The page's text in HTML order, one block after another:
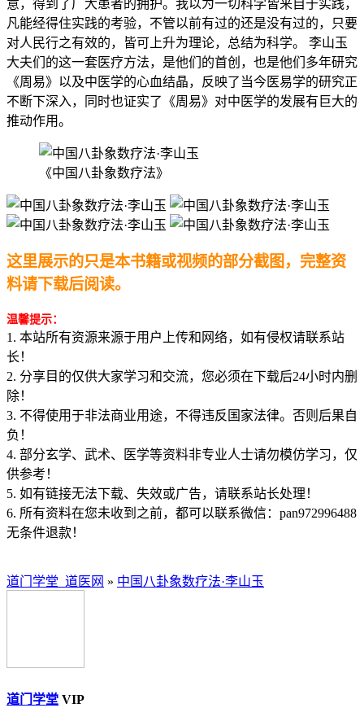
意，得到了广大患者的拥护。我以为一切科学皆来自于实践，
凡能经得住实践的考验，不管以前有过的还是没有过的，只要
对人民行之有效的，皆可上升为理论，总结为科学。 李山玉
大夫们的这一套医疗方法，是他们的首创，也是他们多年研究
《周易》以及中医学的心血结晶，反映了当今医易学的研究正
不断下深入，同时也证实了《周易》对中医学的发展有巨大的
推动作用。
《中国八卦象数疗法》
这里展示的只是本书籍或视频的部分截图，完整资
料请下载后阅读。
温馨提示：
1. 本站所有资源来源于用户上传和网络，如有侵权请联系站
长！
2. 分享目的仅供大家学习和交流，您必须在下载后24小时内删
除！
3. 不得使用于非法商业用途，不得违反国家法律。否则后果自
负！
4. 部分玄学、武术、医学等资料非专业人士请勿模仿学习，仅
供参考！
5. 如有链接无法下载、失效或广告，请联系站长处理！
6. 所有资料在您未收到之前，都可以联系微信：pan972996488
无条件退款！
道门学堂_道医网 » 中国八卦象数疗法·李山玉
道门学堂 VIP